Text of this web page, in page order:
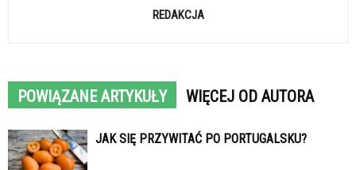
REDAKCJA
POWIĄZANE ARTYKUŁY WIĘCEJ OD AUTORA
JAK SIĘ PRZYWITAĆ PO PORTUGALSKU?